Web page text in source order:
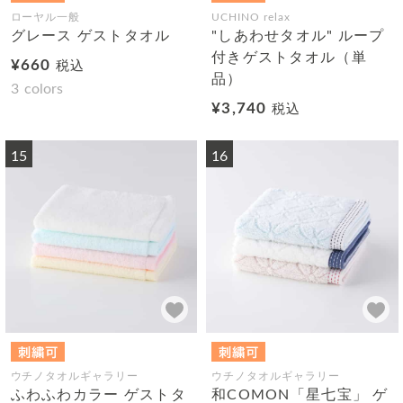
ローヤル一般
グレース ゲストタオル
¥660 税込
3 colors
UCHINO relax
"しあわせタオル" ループ
付きゲストタオル（単
品）
¥3,740 税込
15
ウチノタオルギャラリー
ふわふわカラー ゲストタ
16
ウチノタオルギャラリー
和COMON「星七宝」 ゲ